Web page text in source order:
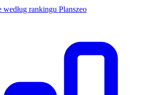
rankingu Planszeo